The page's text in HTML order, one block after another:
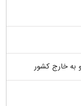
به خارج کشور